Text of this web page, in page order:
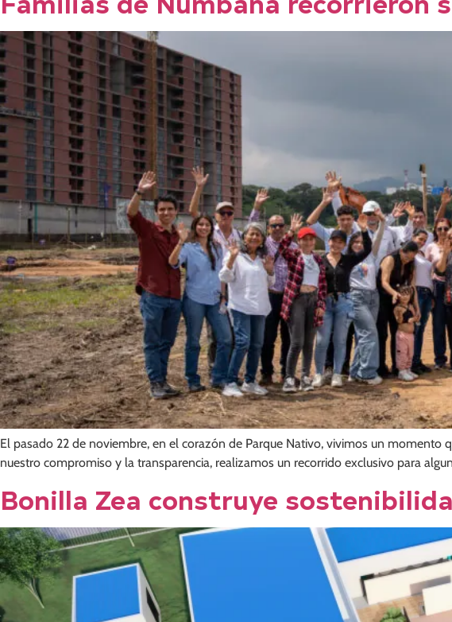
El pasado 22 de noviembre, en el corazón de Parque Nativo, vivimos un
nuestro compromiso y la transparencia, realizamos un recorrido exclusivo para
Bonilla Zea construye